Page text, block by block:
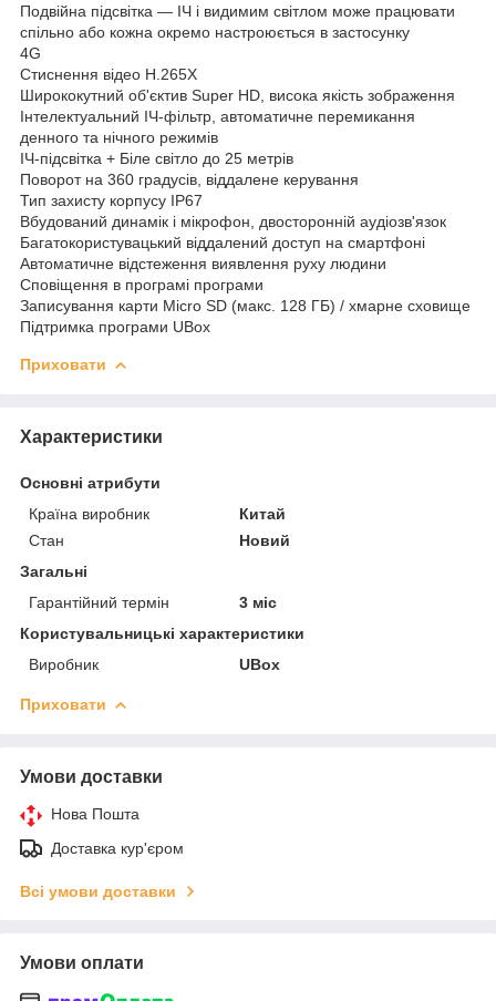
Подвійна підсвітка — ІЧ і видимим світлом може працювати
спільно або кожна окремо настроюється в застосунку
4G
Стиснення відео H.265X
Ширококутний об'єктив Super HD, висока якість зображення
Інтелектуальний ІЧ-фільтр, автоматичне перемикання
денного та нічного режимів
ІЧ-підсвітка + Біле світло до 25 метрів
Поворот на 360 градусів, віддалене керування
Тип захисту корпусу IP67
Вбудований динамік і мікрофон, двосторонній аудіозв'язок
Багатокористувацький віддалений доступ на смартфоні
Автоматичне відстеження виявлення руху людини
Сповіщення в програмі програми
Записування карти Micro SD (макс. 128 ГБ) / хмарне сховище
Підтримка програми UBox
Приховати
Характеристики
Основні атрибути
Країна виробник
Китай
Стан
Новий
Загальні
Гарантійний термін
3 міс
Користувальницькі характеристики
Виробник
UBox
Приховати
Умови доставки
Нова Пошта
Доставка кур'єром
Всі умови доставки
Умови оплати